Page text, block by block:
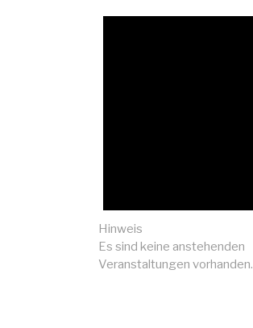
Hinweis
Es sind keine anstehenden
Veranstaltungen vorhanden.